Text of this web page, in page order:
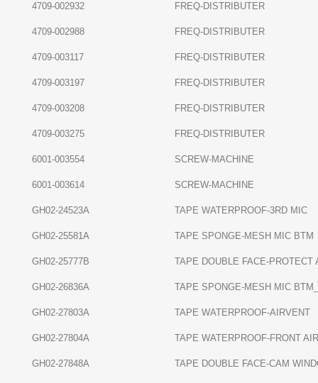
4709-002932 FREQ-DISTRIBUTER
4709-002988 FREQ-DISTRIBUTER
4709-003117 FREQ-DISTRIBUTER
4709-003197 FREQ-DISTRIBUTER
4709-003208 FREQ-DISTRIBUTER
4709-003275 FREQ-DISTRIBUTER
6001-003554 SCREW-MACHINE
6001-003614 SCREW-MACHINE
GH02-24523A TAPE WATERPROOF-3RD MIC
GH02-25581A TAPE SPONGE-MESH MIC BTM
GH02-25777B TAPE DOUBLE FACE-PROTECT
GH02-26836A TAPE SPONGE-MESH MIC
GH02-27803A TAPE WATERPROOF-AIRVENT
GH02-27804A TAPE WATERPROOF-FRONT
GH02-27848A TAPE DOUBLE FACE-CAM